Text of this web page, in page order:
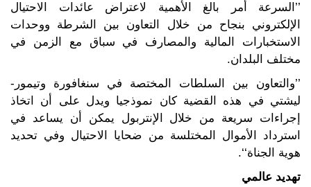
’’السرعة أمر بالغ الأهمية لاعتراض عائدات الاحتيال
الإلكتروني بنجاح من خلال التعاون بين الشرطة ووحدات
الاستخبارات المالية والمصارف في سباق مع الزمن في
مختلف البلدان.
’’والتعاون بين السلطات المختصة في سنغافورة وتيمور-
ليشتي في هذه القضية كان نموذجيا ويدل على أن اتخاذ
إجراءات سريعة من خلال الإنتربول يمكن أن يساعد في
استرداد الأموال المختلسة من ضحايا الاحتيال وفي تحديد
هوية الجناة‘‘.
تهديد عالمي